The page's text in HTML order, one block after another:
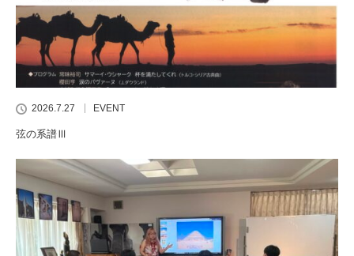
2026.7.27 EVENT
弦の系譜Ⅲ